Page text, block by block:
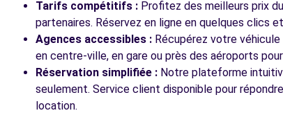
Tarifs compétitifs : Profitez des meilleurs prix
partenaires. Réservez en ligne en quelques clics
Agences accessibles : Récupérez votre
en centre-ville, en gare ou près des aéroports
Réservation simplifiée : Notre plateforme
seulement. Service client disponible pour
location.